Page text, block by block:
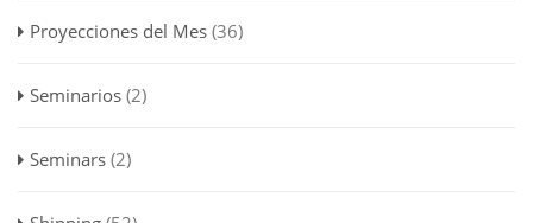
Proyecciones del Mes (36)
Seminarios (2)
Seminars (2)